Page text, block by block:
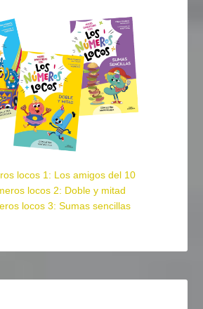
locos 1: Los amigos del 10
locos 2: Doble y mitad
locos 3: Sumas sencillas